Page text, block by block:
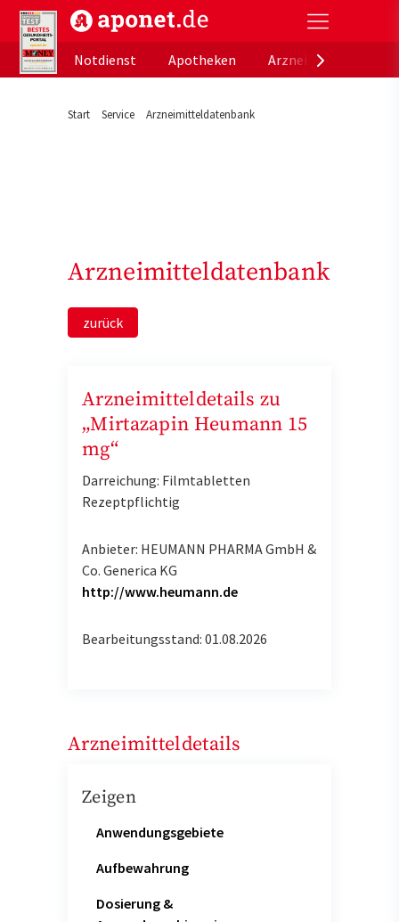
aponet.de - Das offizielle Gesundheitsportal der
Notdienst
Apotheken
Start Service Arzneimitteldatenbank
Arzneimitteldatenbank
zurück
Arzneimitteldetails zu
„Mirtazapin Heumann 15
mg“
Darreichung: Filmtabletten
Rezeptpflichtig
Anbieter: HEUMANN PHARMA GmbH &
Co. Generica KG
http://www.heumann.de
Bearbeitungsstand: 01.08.2026
Arzneimitteldetails
Zeigen
Anwendungsgebiete
Aufbewahrung
Dosierung &